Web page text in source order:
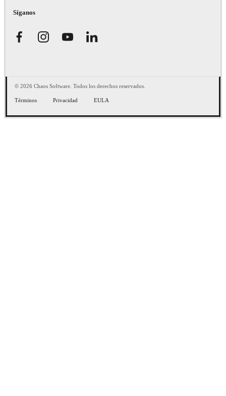
Síganos
© 2026 Chaos Software. Todos los derechos reservados.
Términos Privacidad EULA